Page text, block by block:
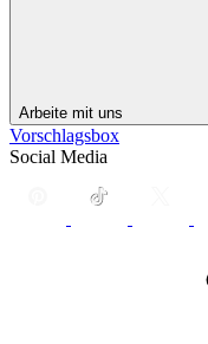
Arbeite mit uns
Vorschlagsbox
Social Media